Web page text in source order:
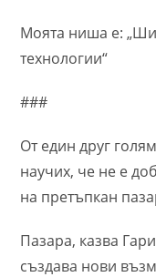
Моята ниша е:
технологии“
###
От един друг
научих, че не е
на претъпкан
Пазара, казва
създава нови